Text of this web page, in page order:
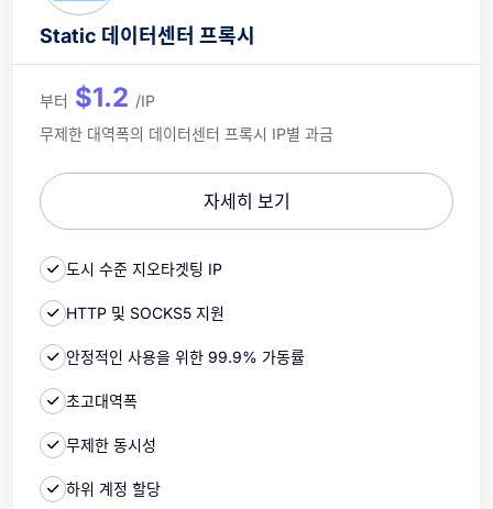
Static 데이터센터 프록시
부터 $1.2 /IP
무제한 대역폭의 데이터센터 프록시 IP별 과금
자세히 보기
도시 수준 지오타겟팅 IP
HTTP 및 SOCKS5 지원
안정적인 사용을 위한 99.9% 가동률
초고대역폭
무제한 동시성
하위 계정 할당